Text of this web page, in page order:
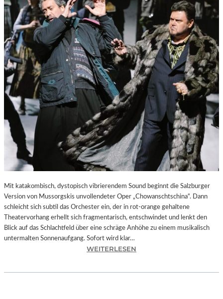
E
T
A
D
T
Z
U
M
D
E
C
K
E
Mit katakombisch, dystopisch vibrierendem Sound beginnt die Salzburger
Version von Mussorgskis unvollendeter Oper „Chowanschtschina“. Dann
schleicht sich subtil das Orchester ein, der in rot-orange gehaltene
Theatervorhang erhellt sich fragmentarisch, entschwindet und lenkt den
Blick auf das Schlachtfeld über eine schräge Anhöhe zu einem musikalisch
untermalten Sonnenaufgang. Sofort wird klar…
WEITERLESEN